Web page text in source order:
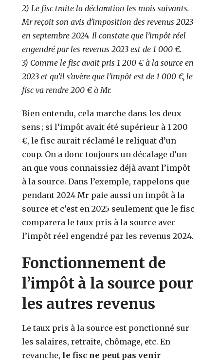
2) Le fisc traite la déclaration les mois suivants.
Mr reçoit son avis d’imposition des revenus 2023
en septembre 2024. Il constate que l’impôt réel
engendré par les revenus 2023 est de 1 000 €.
3) Comme le fisc avait pris 1 200 € à la source en
2023 et qu’il s’avère que l’impôt est de 1 000 €, le
fisc va rendre 200 € à Mr.
Bien entendu, cela marche dans les deux
sens ; si l’impôt avait été supérieur à 1 200
€, le fisc aurait réclamé le reliquat d’un
coup. On a donc toujours un décalage d’un
an que vous connaissiez déjà avant l’impôt
à la source. Dans l’exemple, rappelons que
pendant 2024 Mr paie aussi un impôt à la
source et c’est en 2025 seulement que le fisc
comparera le taux pris à la source avec
l’impôt réel engendré par les revenus 2024.
Fonctionnement de
l’impôt à la source pour
les autres revenus
Le taux pris à la source est ponctionné sur
les salaires, retraite, chômage, etc. En
revanche, le fisc ne peut pas venir